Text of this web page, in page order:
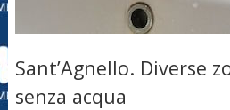
Sant’Agnello. Diverse
senza acqua